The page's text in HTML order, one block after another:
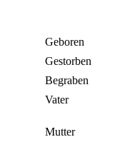
Geboren
Gestorben
Begraben
Vater
Mutter